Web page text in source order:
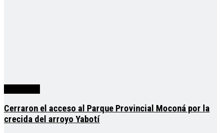
Cerraron el acceso al Parque Provincial Moconá por la
crecida del arroyo Yabotí